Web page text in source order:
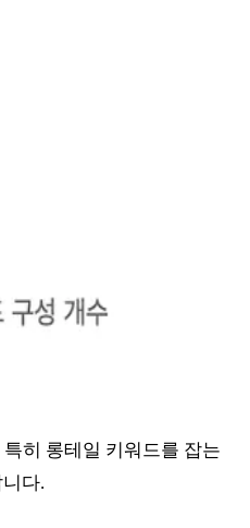
히 롱테일 키워드를 잡는
다.